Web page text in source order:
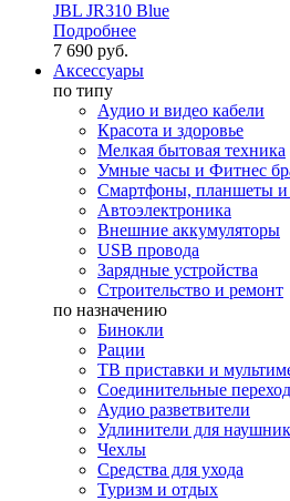
JBL JR310 Blue
Подробнее
7 690 руб.
Аксессуары
по типу
Аудио и видео кабели
Красота и здоровье
Мелкая бытовая техника
Умные часы и Фитнес
Смартфоны, планшеты и
Автоэлектроника
Внешние аккумуляторы
USB провода
Зарядные устройства
Строительство и ремонт
по назначению
Бинокли
Рации
ТВ приставки и
Соединительные
Аудио разветвители
Удлинители для
Чехлы
Средства для ухода
Туризм и отдых